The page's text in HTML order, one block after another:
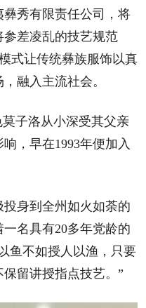
秀有限责任公司，将
差凌乱的技艺规范
式让传统彝族服饰以真
融入主流社会。
子洛从小深受其父亲
，早在1993年便加入
身到全州如火如荼的
名具有20多年党龄的
鱼不如授人以渔，只要
留讲授指点技艺。”